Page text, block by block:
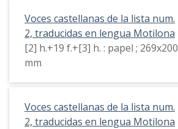
Voces castellanas de la lista num.
2, traducidas en lengua Motilona
[2] h.+19 f.+[3] h. : papel ; 269x200
mm
Voces castellanas de la lista num.
2, traducidas en lengua Motilona